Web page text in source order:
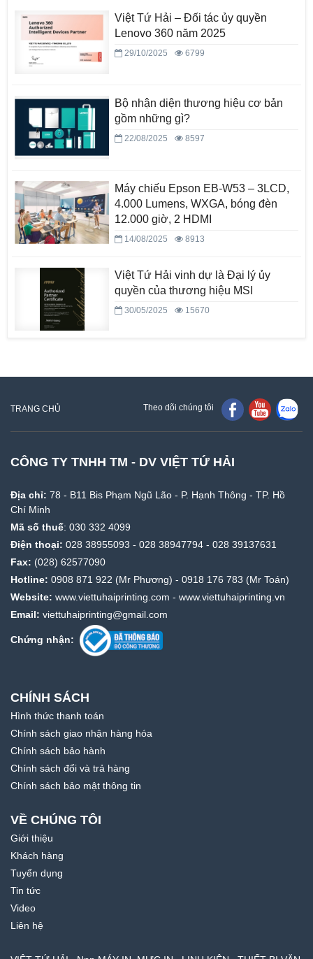
Việt Tứ Hải – Đối tác ủy quyền
Lenovo 360 năm 2025
29/10/2025 6799
Bộ nhận diện thương hiệu cơ bản
gồm những gì?
22/08/2025 8597
Máy chiếu Epson EB-W53 – 3LCD,
4.000 Lumens, WXGA, bóng đèn
12.000 giờ, 2 HDMI
14/08/2025 8913
Việt Tứ Hải vinh dự là Đại lý ủy
quyền của thương hiệu MSI
30/05/2025 15670
TRANG CHỦ Theo dõi chúng tôi
CÔNG TY TNHH TM - DV VIỆT TỨ HẢI
Địa chỉ: 78 - B11 Bis Phạm Ngũ Lão - P. Hạnh Thông - TP. Hồ
Chí Minh
Mã số thuế: 030 332 4099
Điện thoại: 028 38955093 - 028 38947794 - 028 39137631
Fax: (028) 62577090
Hotline: 0908 871 922 (Mr Phương) - 0918 176 783 (Mr Toán)
Website: www.viettuhaiprinting.com - www.viettuhaiprinting.vn
Email: viettuhaiprinting@gmail.com
Chứng nhận:
CHÍNH SÁCH
Hình thức thanh toán
Chính sách giao nhận hàng hóa
Chính sách bảo hành
Chính sách đổi và trả hàng
Chính sách bảo mật thông tin
VỀ CHÚNG TÔI
Giới thiệu
Khách hàng
Tuyển dụng
Tin tức
Video
Liên hệ